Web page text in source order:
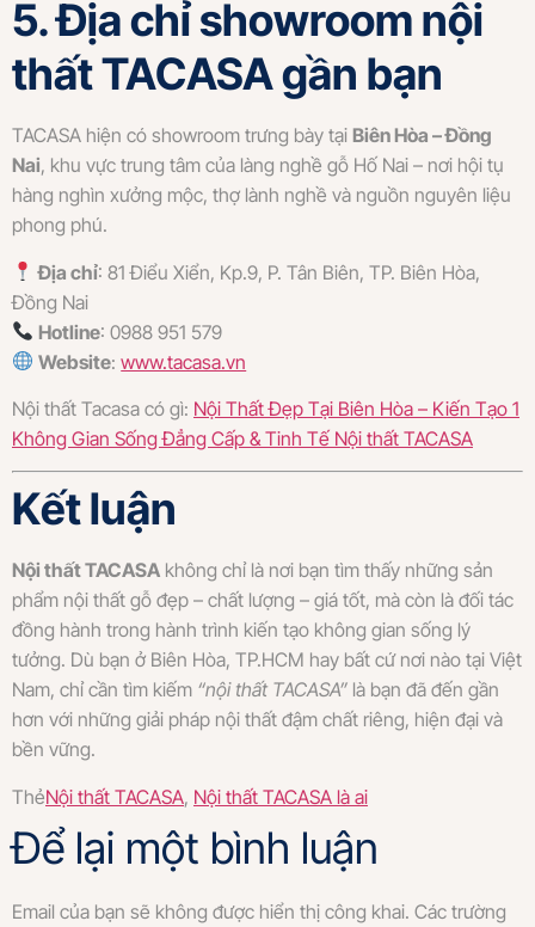
5. Địa chỉ showroom nội
thất TACASA gần bạn
TACASA hiện có showroom trưng bày tại Biên Hòa – Đồng
Nai, khu vực trung tâm của làng nghề gỗ Hố Nai – nơi hội tụ
hàng nghìn xưởng mộc, thợ lành nghề và nguồn nguyên liệu
phong phú.
Địa chỉ: 81 Điểu Xiển, Kp.9, P. Tân Biên, TP. Biên Hòa,
Đồng Nai
Hotline: 0988 951 579
Website:www.tacasa.vn
Nội thất Tacasa có gì: Nội Thất Đẹp Tại Biên Hòa – Kiến Tạo 1
Không Gian Sống Đẳng Cấp & Tinh Tế Nội thất TACASA
Kết luận
Nội thất TACASA không chỉ là nơi bạn tìm thấy những sản
phẩm nội thất gỗ đẹp – chất lượng – giá tốt, mà còn là đối tác
đồng hành trong hành trình kiến tạo không gian sống lý
tưởng. Dù bạn ở Biên Hòa, TP.HCM hay bất cứ nơi nào tại Việt
Nam, chỉ cần tìm kiếm “nội thất TACASA” là bạn đã đến gần
hơn với những giải pháp nội thất đậm chất riêng, hiện đại và
bền vững.
ThẻNội thất TACASA, Nội thất TACASA là ai
Để lại một bình luận
Email của bạn sẽ không được hiển thị công khai. Các trường